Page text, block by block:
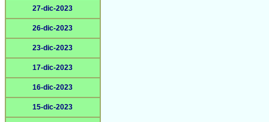
27-dic-2023
26-dic-2023
23-dic-2023
17-dic-2023
16-dic-2023
15-dic-2023